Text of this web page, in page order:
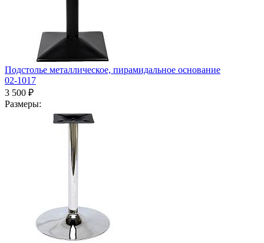
Подстолье металлическое, пирамидальное основание
02-1017
3 500 ₽
Размеры: